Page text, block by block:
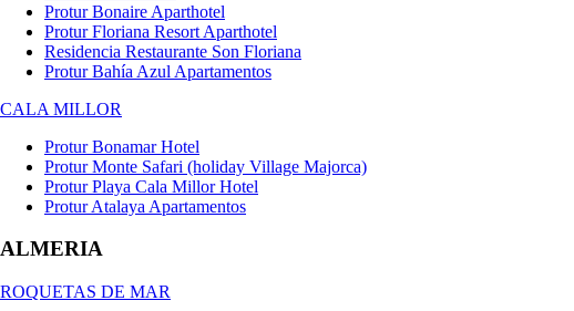
Protur Bonaire Aparthotel
Protur Floriana Resort Aparthotel
Residencia Restaurante Son Floriana
Protur Bahía Azul Apartamentos
CALA MILLOR
Protur Bonamar Hotel
Protur Monte Safari (holiday Village Majorca)
Protur Playa Cala Millor Hotel
Protur Atalaya Apartamentos
ALMERIA
ROQUETAS DE MAR